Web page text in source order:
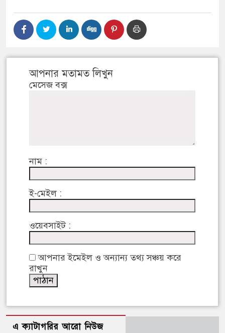
আপনার মতামত লিখুন
মেসেজ বক্স
নাম :
ই-মেইল :
ওয়েবসাইট :
আপনার ইমেইল ও অন্যান্য তথ্য সঞ্চয় করে
রাখুন
এ ক্যাটাগরির আরো নিউজ